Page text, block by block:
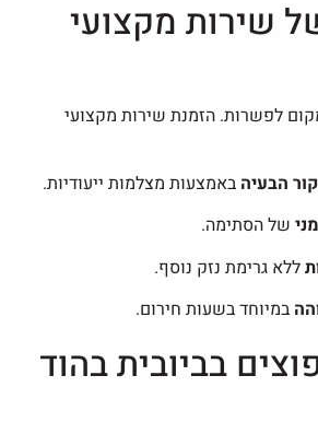
שירות מקצועי
לפשרות. הזמנת שירות מקצועי
הבעיה באמצעות מצלמות ייעודיות.
של הסתימה.
ללא גרימת נזק נוסף.
במיוחד בשעות חירום.
בביובית בהוד